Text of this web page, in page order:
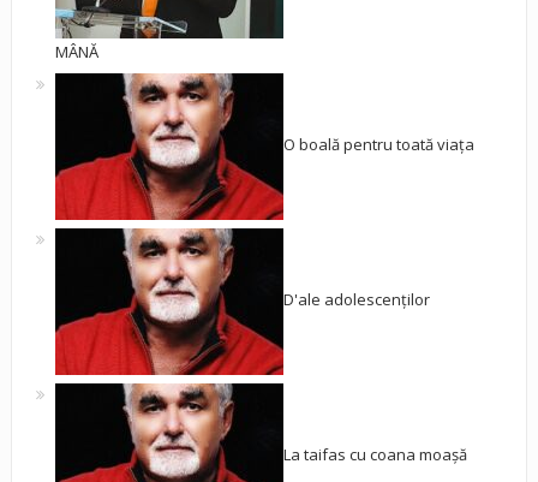
MÂNĂ
O boală pentru toată viața
D'ale adolescenților
La taifas cu coana moașă